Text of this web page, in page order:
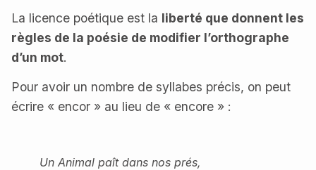
La licence poétique est la liberté que donnent les
règles de la poésie de modifier l’orthographe
d’un mot.
Pour avoir un nombre de syllabes précis, on peut
écrire « encor » au lieu de « encore » :
Un Animal paît dans nos prés,